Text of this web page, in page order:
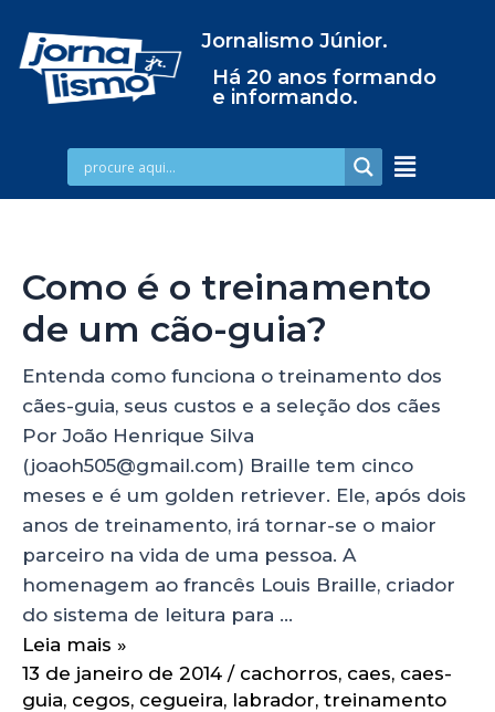
Jornalismo Júnior.
Há 20 anos formando
e informando.
Como é o treinamento
de um cão-guia?
Entenda como funciona o treinamento dos
cães-guia, seus custos e a seleção dos cães
Por João Henrique Silva
(joaoh505@gmail.com) Braille tem cinco
meses e é um golden retriever. Ele, após dois
anos de treinamento, irá tornar-se o maior
parceiro na vida de uma pessoa. A
homenagem ao francês Louis Braille, criador
do sistema de leitura para …
Leia mais »
13 de janeiro de 2014 / cachorros, caes, caes-
guia, cegos, cegueira, labrador, treinamento